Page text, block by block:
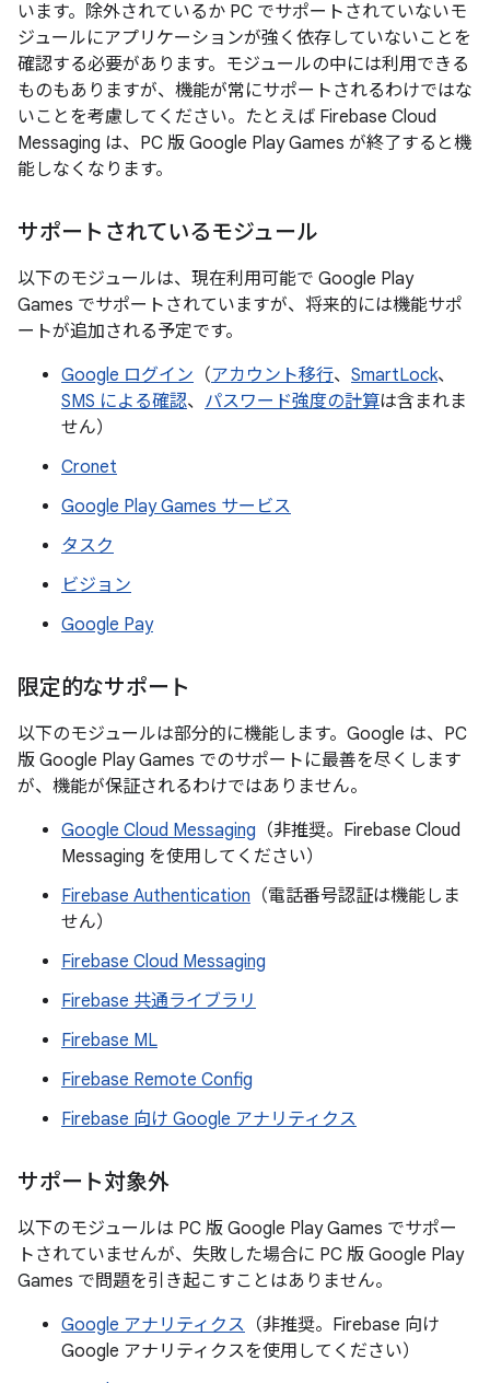
います。除外されているか PC でサポートされていないモ
ジュールにアプリケーションが強く依存していないことを
確認する必要があります。モジュールの中には利用できる
ものもありますが、機能が常にサポートされるわけではな
いことを考慮してください。たとえば Firebase Cloud
Messaging は、PC 版 Google Play Games が終了すると機
能しなくなります。
サポートされているモジュール
以下のモジュールは、現在利用可能で Google Play
Games でサポートされていますが、将来的には機能サポ
ートが追加される予定です。
Google ログイン （アカウント移行、 SmartLock、
SMS による確認、 パスワード強度の計算は含まれま
せん）
Cronet
Google Play Games サービス
タスク
ビジョン
Google Pay
限定的なサポート
以下のモジュールは部分的に機能します。Google は、PC
版 Google Play Games でのサポートに最善を尽くします
が、機能が保証されるわけではありません。
Google Cloud Messaging （非推奨。Firebase Cloud
Messaging を使用してください）
Firebase Authentication （電話番号認証は機能しま
せん）
Firebase Cloud Messaging
Firebase 共通ライブラリ
Firebase ML
Firebase Remote Config
Firebase 向け Google アナリティクス
サポート対象外
以下のモジュールは PC 版 Google Play Games でサポー
トされていませんが、失敗した場合に PC 版 Google Play
Games で問題を引き起こすことはありません。
Google アナリティクス （非推奨。Firebase 向け
Google アナリティクスを使用してください）